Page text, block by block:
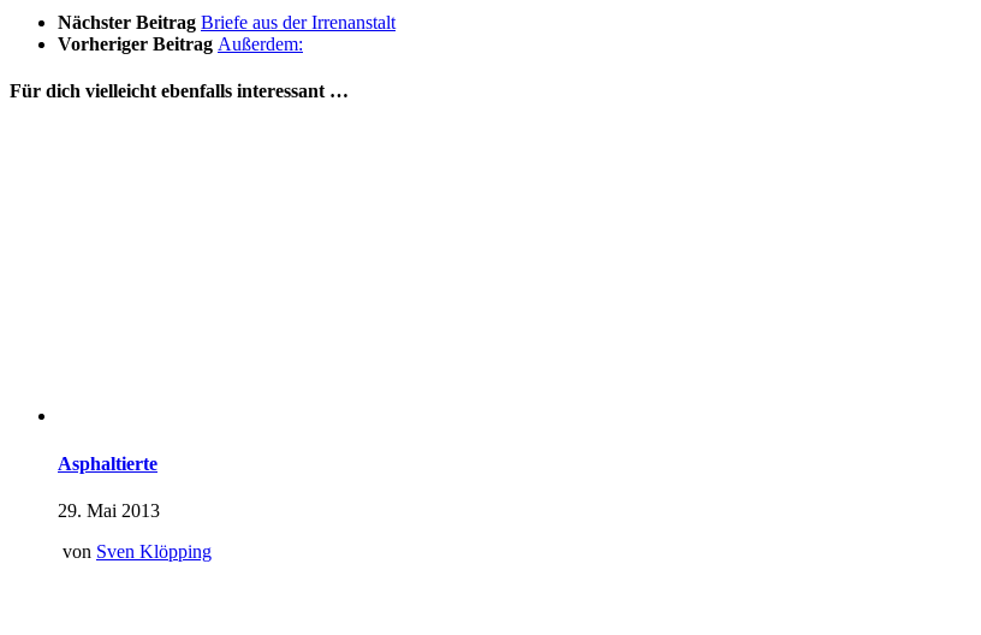
Nächster Beitrag Briefe aus der Irrenanstalt
Vorheriger Beitrag Außerdem:
Für dich vielleicht ebenfalls interessant …
Asphaltierte
29. Mai 2013
von Sven Klöpping